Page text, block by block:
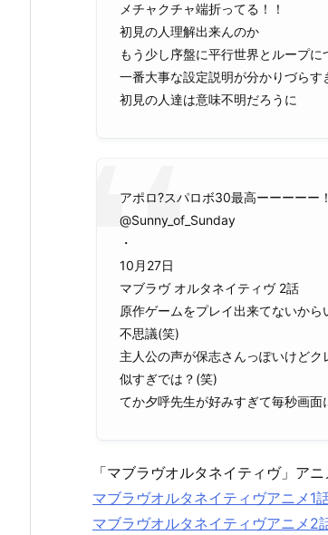
メチャクチャ端折ってる！！
初見の人理解出来んのか
もう少し序盤に平行世界とループ
一番大事な設定説明が分かりづらす
初見の人達は意味不明だろうに
アポロ?スパロボ30最高ーーーーー
@Sunny_of_Sunday
・
10月27日
マブラヴ オルタネイティヴ 2話
原作ゲームをプレイ出来てないか
不思議(笑)
主人公の声が保志さんっぽいけど
似すぎでは？(笑)
てか夕呼先生が好みすぎて毎秒画面
「マブラヴオルタネイティヴ」ア
マブラヴオルタネイティヴアニメ1
マブラヴオルタネイティヴアニメ2